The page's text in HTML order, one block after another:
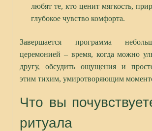
любят те, кто ценит мягкость,
глубокое чувство комфорта.
Завершается программа
церемонией – время, когда можно
другу, обсудить ощущения и
этим тихим, умиротворяющим
Что вы
ритуала